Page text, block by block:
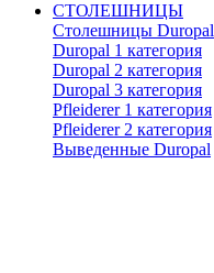
СТОЛЕШНИЦЫ
Столешницы Duropal
Duropal 1 категория
Duropal 2 категория
Duropal 3 категория
Pfleiderer 1 категория
Pfleiderer 2 категория
Выведенные Duropal